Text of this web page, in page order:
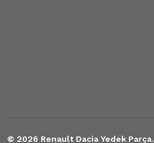
© 2026 Renault Dacia Yedek Parça.